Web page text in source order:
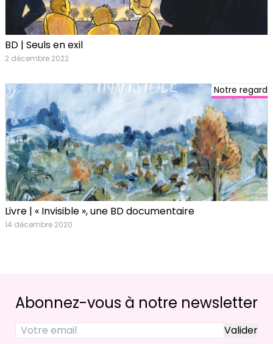
BD | Seuls en exil
2 décembre 2022
Notre regard
Livre | « Invisible », une BD documentaire
14 décembre 2020
Abonnez-vous à notre newsletter